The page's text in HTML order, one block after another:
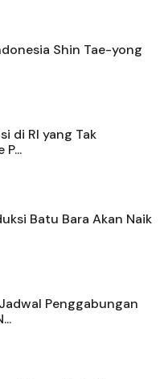
Shin Tae-yong
di RI yang Tak
Batu Bara Akan Naik
Penggabungan